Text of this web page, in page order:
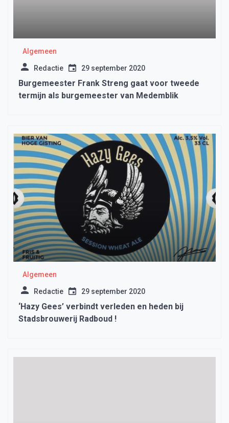
Algemeen
Redactie 29 september 2020
Burgemeester Frank Streng gaat voor tweede
termijn als burgemeester van Medemblik
Algemeen
Redactie 29 september 2020
‘Hazy Gees’ verbindt verleden en heden bij
Stadsbrouwerij Radboud !